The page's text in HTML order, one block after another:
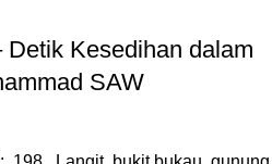
Kesedihan dalam
SAW